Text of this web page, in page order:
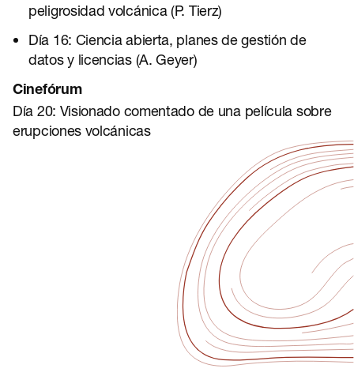
peligrosidad volcánica (P. Tierz)
Día 16: Ciencia abierta, planes de gestión de
datos y licencias (A. Geyer)
Cinefórum
Día 20: Visionado comentado de una película sobre
erupciones volcánicas